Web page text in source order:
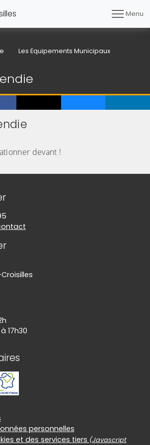
Menu
Les Equipements Municipaux
devant !
contact
17h30
personnelles
et des services tiers (Javascript